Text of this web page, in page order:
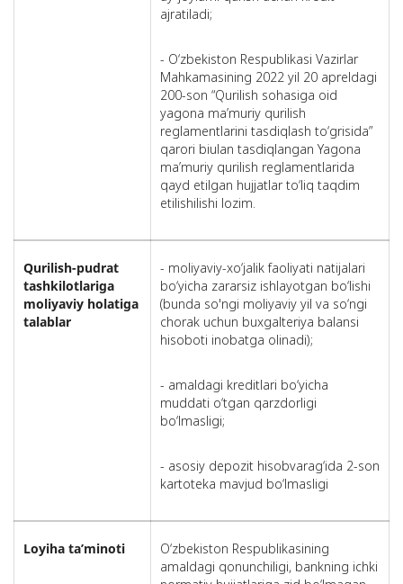
ajratiladi;
- O‘zbekiston Respublikasi Vazirlar
Mahkamasining 2022 yil 20 apreldagi
200-son “Qurilish sohasiga oid
yagona ma’muriy qurilish
reglamentlarini tasdiqlash to‘grisida”
qarori biulan tasdiqlangan Yagona
ma’muriy qurilish reglamentlarida
qayd etilgan hujjatlar to‘liq taqdim
etilishilishi lozim.
Qurilish-pudrat
tashkilotlariga
moliyaviy holatiga
talablar
- moliyaviy-xo‘jalik faoliyati natijalari
bo‘yicha zararsiz ishlayotgan bo‘lishi
(bundа sо'ngi moliyaviy yil va sо‘ngi
chorak uсhun buxgalteriya balansi
hisoboti inоbаtgа olinadi);
- amaldagi kreditlari bo‘yicha
muddati o‘tgan qarzdorligi
bo‘lmasligi;
- asosiy depozit hisobvarag‘ida 2-son
kartoteka mavjud bo‘lmasligi
Loyiha ta’minoti
O‘zbekiston Respublikasining
amaldagi qonunchiligi, bankning ichki